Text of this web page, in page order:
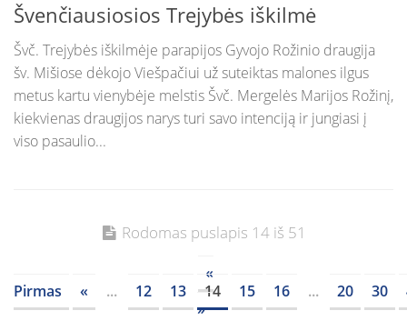
Švenčiausiosios Trejybės iškilmė
Švč. Trejybės iškilmėje parapijos Gyvojo Rožinio draugija
šv. Mišiose dėkojo Viešpačiui už suteiktas malones ilgus
metus kartu vienybėje melstis Švč. Mergelės Marijos Rožinį,
kiekvienas draugijos narys turi savo intenciją ir jungiasi į
viso pasaulio...
Rodomas puslapis 14 iš 51
«
Pirmas
« ... 12 13 14 15 16 ... 20 30
»